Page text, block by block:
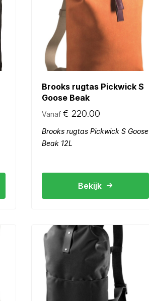
Brooks rugtas Pickwick S
Goose Beak
Vanaf € 220.00
Brooks rugtas Pickwick S Goose
Beak 12L
Bekijk